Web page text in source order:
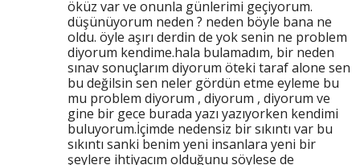
öküz var ve onunla günlerimi geçiyorum.
düşünüyorum neden ? neden böyle bana ne
oldu. öyle aşırı derdin de yok senin ne problem
diyorum kendime.hala bulamadım, bir neden
sınav sonuçlarım diyorum öteki taraf alone sen
bu değilsin sen neler gördün etme eyleme bu
mu problem diyorum , diyorum , diyorum ve
gine bir gece burada yazı yazıyorken kendimi
buluyorum.İçimde nedensiz bir sıkıntı var bu
sıkıntı sanki benim yeni insanlara yeni bir
şeylere ihtiyacım olduğunu söylese de